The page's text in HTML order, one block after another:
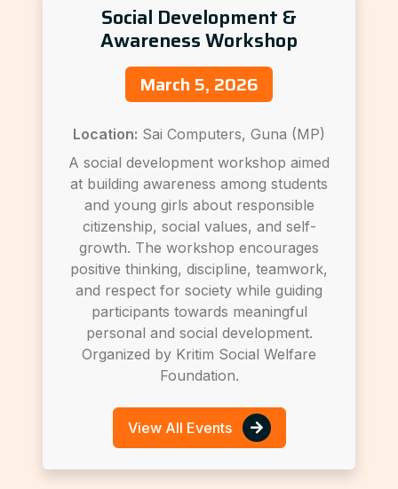
Social Development &
Awareness Workshop
March 5, 2026
Location: Sai Computers, Guna (MP)
A social development workshop aimed
at building awareness among students
and young girls about responsible
citizenship, social values, and self-
growth. The workshop encourages
positive thinking, discipline, teamwork,
and respect for society while guiding
participants towards meaningful
personal and social development.
Organized by Kritim Social Welfare
Foundation.
View All Events